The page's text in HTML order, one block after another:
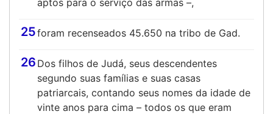
aptos para o serviço das armas –,
25foram recenseados 45.650 na tribo de Gad.
26 Dos filhos de Judá, seus descendentes
segundo suas famílias e suas casas
patriarcais, contando seus nomes da idade de
vinte anos para cima – todos os que eram